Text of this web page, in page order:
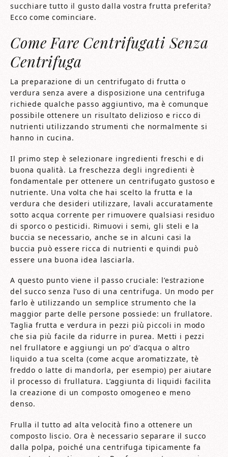
succhiare tutto il gusto dalla vostra frutta preferita?
Ecco come cominciare.
Come Fare Centrifugati Senza
Centrifuga
La preparazione di un centrifugato di frutta o
verdura senza avere a disposizione una centrifuga
richiede qualche passo aggiuntivo, ma è comunque
possibile ottenere un risultato delizioso e ricco di
nutrienti utilizzando strumenti che normalmente si
hanno in cucina.
Il primo step è selezionare ingredienti freschi e di
buona qualità. La freschezza degli ingredienti è
fondamentale per ottenere un centrifugato gustoso e
nutriente. Una volta che hai scelto la frutta e la
verdura che desideri utilizzare, lavali accuratamente
sotto acqua corrente per rimuovere qualsiasi residuo
di sporco o pesticidi. Rimuovi i semi, gli steli e la
buccia se necessario, anche se in alcuni casi la
buccia può essere ricca di nutrienti e quindi può
essere una buona idea lasciarla.
A questo punto viene il passo cruciale: l’estrazione
del succo senza l’uso di una centrifuga. Un modo per
farlo è utilizzando un semplice strumento che la
maggior parte delle persone possiede: un frullatore.
Taglia frutta e verdura in pezzi più piccoli in modo
che sia più facile da ridurre in purea. Metti i pezzi
nel frullatore e aggiungi un po’ d’acqua o altro
liquido a tua scelta (come acque aromatizzate, tè
freddo o latte di mandorla, per esempio) per aiutare
il processo di frullatura. L’aggiunta di liquidi facilita
la creazione di un composto omogeneo e meno
denso.
Frulla il tutto ad alta velocità fino a ottenere un
composto liscio. Ora è necessario separare il succo
dalla polpa, poiché una centrifuga tipicamente fa